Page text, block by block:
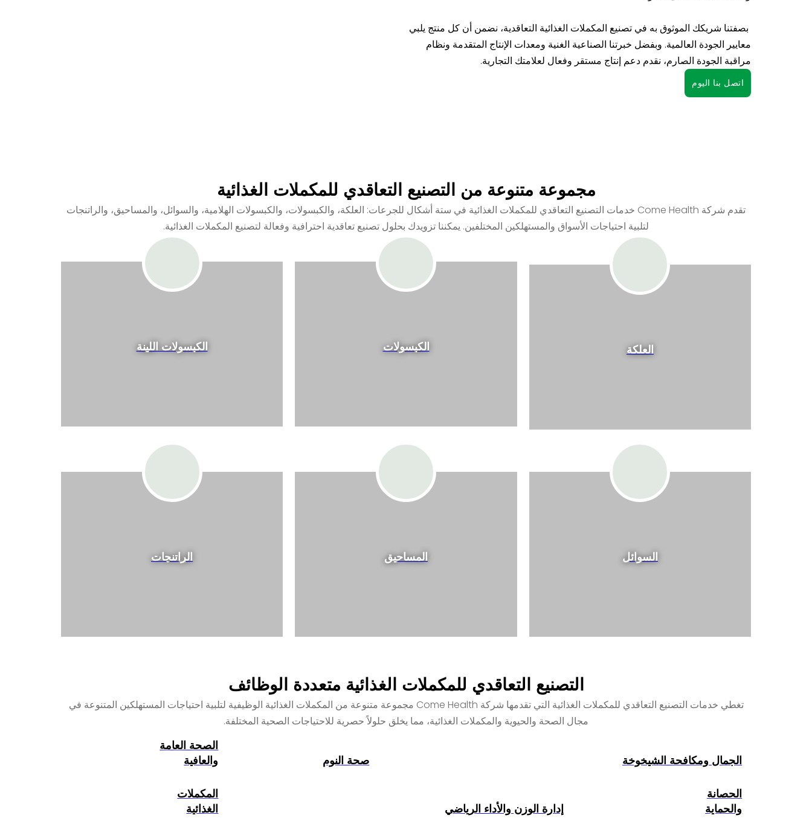
بصفتنا شريكك الموثوق به في تصنيع المكملات الغذائية التعاقدية، نضمن أن كل منتج يلبي
معايير الجودة العالمية. وبفضل خبرتنا الصناعية الغنية ومعدات الإنتاج المتقدمة ونظام
مراقبة الجودة الصارم، نقدم دعم إنتاج مستقر وفعال لعلامتك التجارية.
اتصل بنا اليوم
مجموعة متنوعة من التصنيع التعاقدي للمكملات الغذائية
تقدم شركة Come Health خدمات التصنيع التعاقدي للمكملات الغذائية في ستة أشكال للجرعات: العلكة، والكبسولات، والكبسولات الهلامية، والسوائل، والمساحيق، والراتنجات
لتلبية احتياجات الأسواق والمستهلكين المختلفين. يمكننا تزويدك بحلول تصنيع تعاقدية احترافية وفعالة لتصنيع المكملات الغذائية.
العلكة الكبسولات الكبسولات اللينة
السوائل المساحيق الراتنجات
التصنيع التعاقدي للمكملات الغذائية متعددة الوظائف
تغطي خدمات التصنيع التعاقدي للمكملات الغذائية التي تقدمها شركة Come Health مجموعة متنوعة من المكملات الغذائية الوظيفية لتلبية احتياجات المستهلكين المتنوعة في
مجال الصحة والحيوية والمكملات الغذائية، مما يخلق حلولاً حصرية للاحتياجات الصحية المختلفة.
الجمال ومكافحة الشيخوخة صحة النوم
الصحة العامة
والعافية
الحصانة
والحماية
إدارة الوزن والأداء الرياضي
المكملات
الغذائية